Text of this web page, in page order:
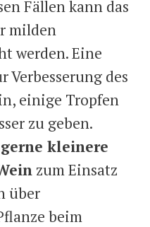
Fällen kann das
milden
werden. Eine
des
einige Tropfen
zu geben.
gerne kleinere
zum Einsatz
über
beim